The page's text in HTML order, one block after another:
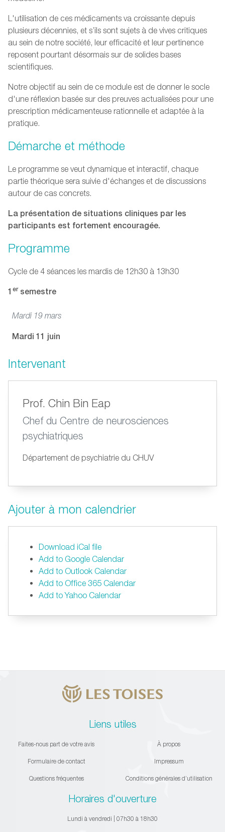
L'utilisation de ces médicaments va croissante depuis
plusieurs décennies, et s’ils sont sujets à de vives critiques
au sein de notre société, leur efficacité et leur pertinence
reposent pourtant désormais sur de solides bases
scientifiques.
Notre objectif au sein de ce module est de donner le socle
d'une réflexion basée sur des preuves actualisées pour une
prescription médicamenteuse rationnelle et adaptée à la
pratique.
Démarche et méthode
Le programme se veut dynamique et interactif, chaque
partie théorique sera suivie d'échanges et de discussions
autour de cas concrets.
La présentation de situations cliniques par les
participants est fortement encouragée.
Programme
Cycle de 4 séances les mardis de 12h30 à 13h30
1 ersemestre
Mardi 19 mars
Mardi 11 juin
Intervenant
Prof. Chin Bin Eap
Chef du Centre de neurosciences
psychiatriques
Département de psychiatrie du CHUV
Ajouter à mon calendrier
Download iCal file
Add to Google Calendar
Add to Outlook Calendar
Add to Office 365 Calendar
Add to Yahoo Calendar
Liens utiles
Faites-nous part de votre avis
Formulaire de contact
Questions fréquentes
À propos
Impressum
Conditions générales d’utilisation
Horaires d'ouverture
Lundi à vendredi | 07h30 à 18h30